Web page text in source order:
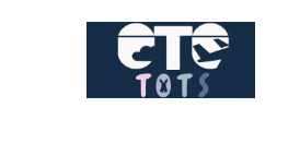
CĂRUCIOARE & SCAUNE AUTO